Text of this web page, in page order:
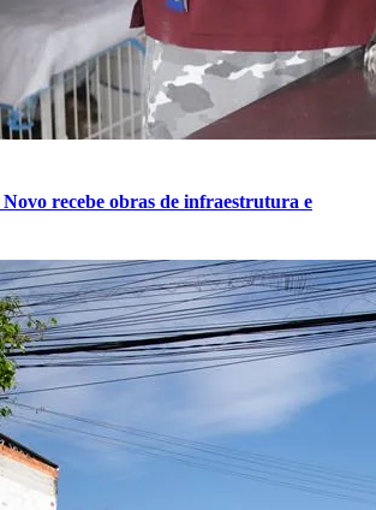
recebe obras de infraestrutura e